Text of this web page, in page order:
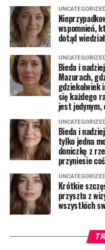
wspomnień,
dotąd
Bieda i
Mazurach,
gdziekolwiek
się każdego
jest jedynym,
Bieda i
tylko jedna
doniczkę z
przyniesie
Krótkie
przyszła z
wszystkich